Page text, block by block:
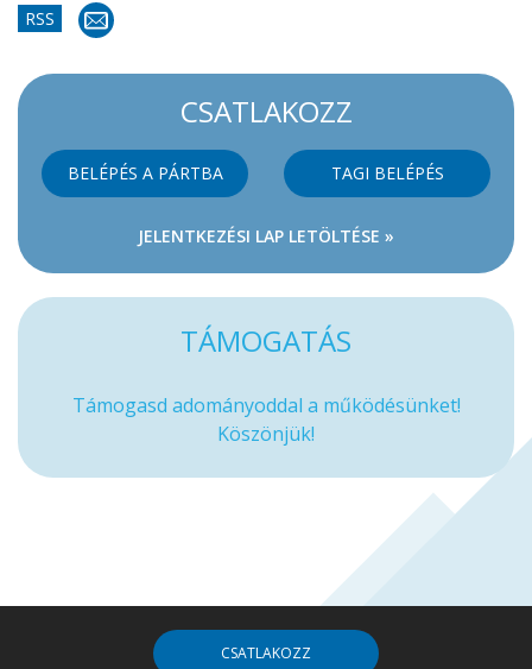
RSS
CSATLAKOZZ
BELÉPÉS A PÁRTBA TAGI BELÉPÉS
JELENTKEZÉSI LAP LETÖLTÉSE »
TÁMOGATÁS
Támogasd adományoddal a működésünket!
Köszönjük!
CSATLAKOZZ